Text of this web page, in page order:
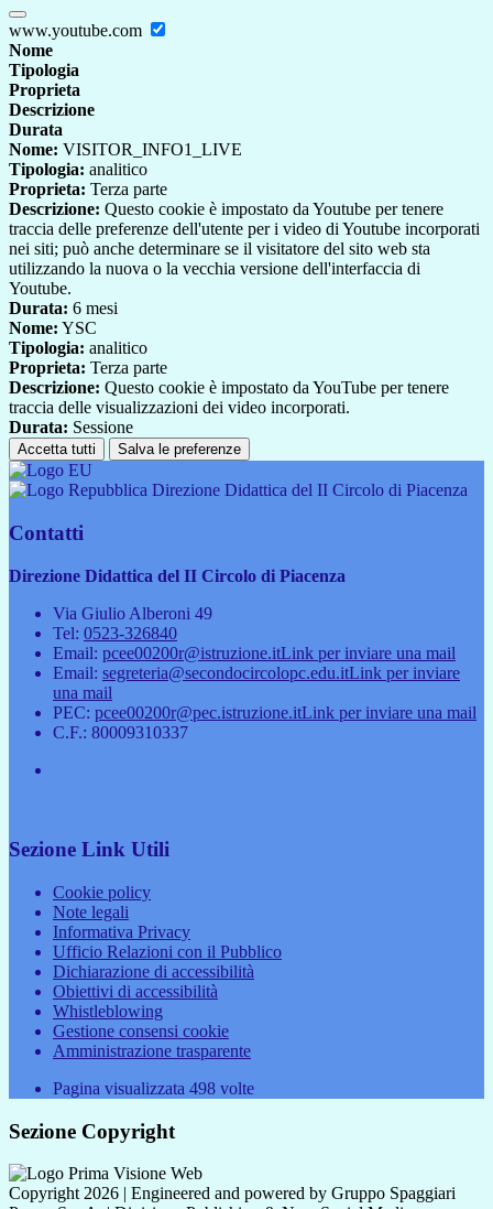
www.youtube.com
Nome
Tipologia
Proprieta
Descrizione
Durata
Nome: VISITOR_INFO1_LIVE
Tipologia: analitico
Proprieta: Terza parte
Descrizione: Questo cookie è impostato da Youtube per tenere
traccia delle preferenze dell'utente per i video di Youtube incorporati
nei siti; può anche determinare se il visitatore del sito web sta
utilizzando la nuova o la vecchia versione dell'interfaccia di
Youtube.
Durata: 6 mesi
Nome: YSC
Tipologia: analitico
Proprieta: Terza parte
Descrizione: Questo cookie è impostato da YouTube per tenere
traccia delle visualizzazioni dei video incorporati.
Durata: Sessione
Accetta tutti Salva le preferenze
Direzione Didattica del II Circolo di Piacenza
Contatti
Direzione Didattica del II Circolo di Piacenza
Via Giulio Alberoni 49
Tel: 0523-326840
Email: pcee00200r@istruzione.itLink per inviare una mail
Email: segreteria@secondocircolopc.edu.itLink per inviare
una mail
PEC: pcee00200r@pec.istruzione.itLink per inviare una mail
C.F.: 80009310337
Sezione Link Utili
Cookie policy
Note legali
Informativa Privacy
Ufficio Relazioni con il Pubblico
Dichiarazione di accessibilità
Obiettivi di accessibilità
Whistleblowing
Gestione consensi cookie
Amministrazione trasparente
Pagina visualizzata 498 volte
Sezione Copyright
Copyright 2026 | Engineered and powered by Gruppo Spaggiari